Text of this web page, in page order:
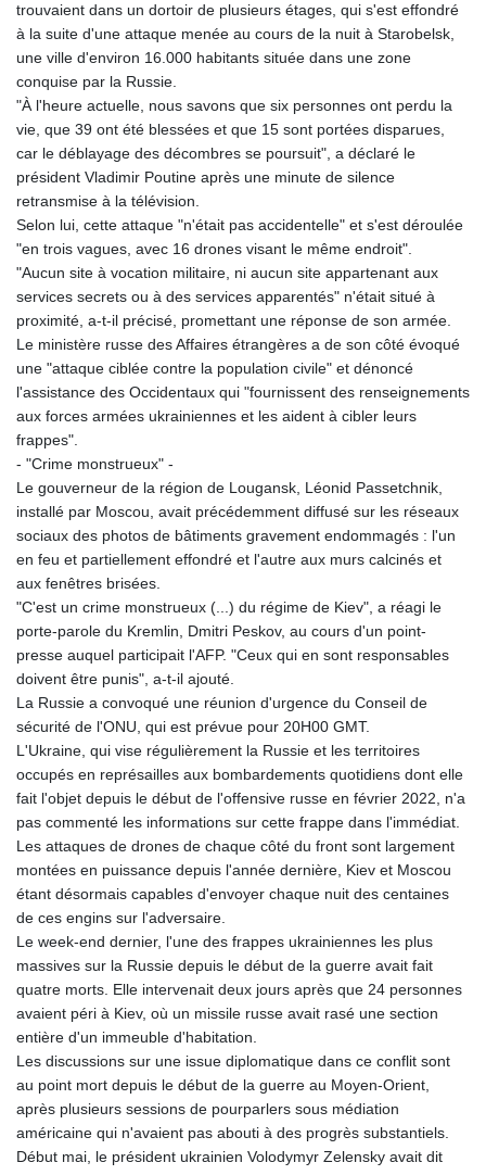
trouvaient dans un dortoir de plusieurs étages, qui s'est effondré
à la suite d'une attaque menée au cours de la nuit à Starobelsk,
une ville d'environ 16.000 habitants située dans une zone
conquise par la Russie.
"À l'heure actuelle, nous savons que six personnes ont perdu la
vie, que 39 ont été blessées et que 15 sont portées disparues,
car le déblayage des décombres se poursuit", a déclaré le
président Vladimir Poutine après une minute de silence
retransmise à la télévision.
Selon lui, cette attaque "n'était pas accidentelle" et s'est déroulée
"en trois vagues, avec 16 drones visant le même endroit".
"Aucun site à vocation militaire, ni aucun site appartenant aux
services secrets ou à des services apparentés" n'était situé à
proximité, a-t-il précisé, promettant une réponse de son armée.
Le ministère russe des Affaires étrangères a de son côté évoqué
une "attaque ciblée contre la population civile" et dénoncé
l'assistance des Occidentaux qui "fournissent des renseignements
aux forces armées ukrainiennes et les aident à cibler leurs
frappes".
- "Crime monstrueux" -
Le gouverneur de la région de Lougansk, Léonid Passetchnik,
installé par Moscou, avait précédemment diffusé sur les réseaux
sociaux des photos de bâtiments gravement endommagés : l'un
en feu et partiellement effondré et l'autre aux murs calcinés et
aux fenêtres brisées.
"C'est un crime monstrueux (...) du régime de Kiev", a réagi le
porte-parole du Kremlin, Dmitri Peskov, au cours d'un point-
presse auquel participait l'AFP. "Ceux qui en sont responsables
doivent être punis", a-t-il ajouté.
La Russie a convoqué une réunion d'urgence du Conseil de
sécurité de l'ONU, qui est prévue pour 20H00 GMT.
L'Ukraine, qui vise régulièrement la Russie et les territoires
occupés en représailles aux bombardements quotidiens dont elle
fait l'objet depuis le début de l'offensive russe en février 2022, n'a
pas commenté les informations sur cette frappe dans l'immédiat.
Les attaques de drones de chaque côté du front sont largement
montées en puissance depuis l'année dernière, Kiev et Moscou
étant désormais capables d'envoyer chaque nuit des centaines
de ces engins sur l'adversaire.
Le week-end dernier, l'une des frappes ukrainiennes les plus
massives sur la Russie depuis le début de la guerre avait fait
quatre morts. Elle intervenait deux jours après que 24 personnes
avaient péri à Kiev, où un missile russe avait rasé une section
entière d'un immeuble d'habitation.
Les discussions sur une issue diplomatique dans ce conflit sont
au point mort depuis le début de la guerre au Moyen-Orient,
après plusieurs sessions de pourparlers sous médiation
américaine qui n'avaient pas abouti à des progrès substantiels.
Début mai, le président ukrainien Volodymyr Zelensky avait dit